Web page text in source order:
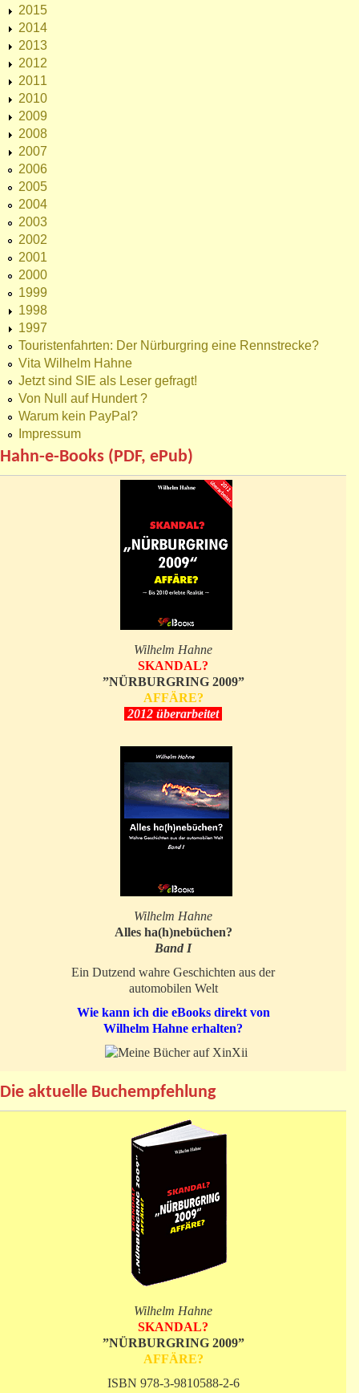
2015
2014
2013
2012
2011
2010
2009
2008
2007
2006
2005
2004
2003
2002
2001
2000
1999
1998
1997
Touristenfahrten: Der Nürburgring eine Rennstrecke?
Vita Wilhelm Hahne
Jetzt sind SIE als Leser gefragt!
Von Null auf Hundert ?
Warum kein PayPal?
Impressum
Hahn-e-Books (PDF, ePub)
Wilhelm Hahne
SKANDAL?
”NÜRBURGRING 2009”
AFFÄRE?
2012 überarbeitet
Wilhelm Hahne
Alles ha(h)nebüchen?
Band I
Ein Dutzend wahre Geschichten aus der
automobilen Welt
Wie kann ich die eBooks direkt von
Wilhelm Hahne erhalten?
Die aktuelle Buchempfehlung
Wilhelm Hahne
SKANDAL?
”NÜRBURGRING 2009”
AFFÄRE?
ISBN 978-3-9810588-2-6